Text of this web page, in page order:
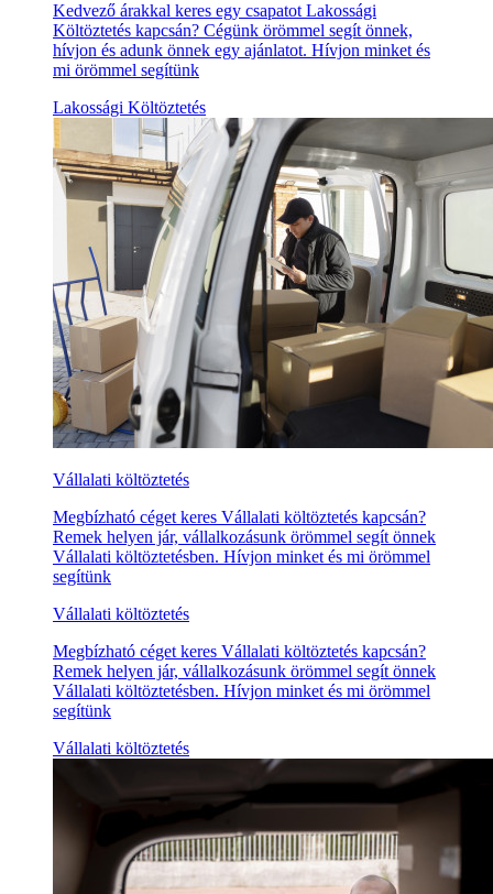
Kedvező árakkal keres egy csapatot Lakossági
Költöztetés kapcsán? Cégünk örömmel segít önnek,
hívjon és adunk önnek egy ajánlatot. Hívjon minket és
mi örömmel segítünk
Lakossági Költöztetés
Vállalati költöztetés
Megbízható céget keres Vállalati költöztetés kapcsán?
Remek helyen jár, vállalkozásunk örömmel segít önnek
Vállalati költöztetésben. Hívjon minket és mi örömmel
segítünk
Vállalati költöztetés
Megbízható céget keres Vállalati költöztetés kapcsán?
Remek helyen jár, vállalkozásunk örömmel segít önnek
Vállalati költöztetésben. Hívjon minket és mi örömmel
segítünk
Vállalati költöztetés